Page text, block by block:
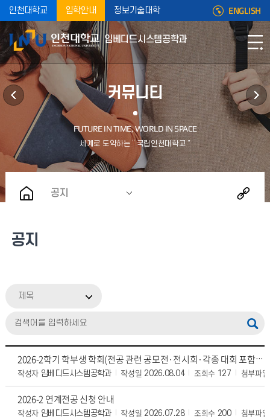
인천대학교 입학안내 정보기술대학 ENGLISH
임베디드시스템공학과
커뮤니티
공지
공지
제목
2026-2학기 학부생 학회(전공 관련 공모전·전시회·각종 대회 포함)발표 지원 프로그램
작성자 임베디드시스템공학과 작성일 2026.08.04 조회수 127 첨부파일
2026-2 연계전공 신청 안내
작성자 임베디드시스템공학과 작성일 2026.07.28 조회수 200 첨부파일